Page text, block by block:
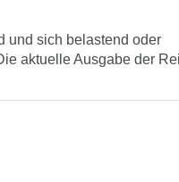
und sich belastend oder
aktuelle Ausgabe der